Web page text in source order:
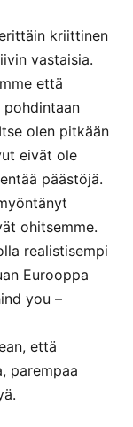
kriittinen
vastaisia.
että
pohdintaan
olen pitkään
eivät ole
päästöjä.
ohitsemme.
realistisempi
Eurooppa
you –
että
parempaa